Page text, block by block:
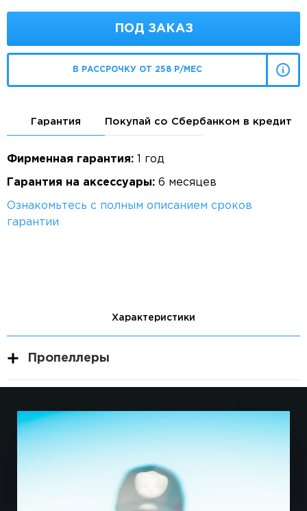
ПОД ЗАКАЗ
В РАССРОЧКУ ОТ 258 Р/МЕС
Гарантия Покупай со Сбербанком в кредит
Фирменная гарантия: 1 год
Гарантия на аксессуары: 6 месяцев
Ознакомьтесь с полным описанием сроков
гарантии
Характеристики
Пропеллеры